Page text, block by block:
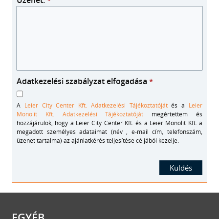
Adatkezelési szabályzat elfogadása *
A Leier City Center Kft. Adatkezelési Tájékoztatójátés a Leier
Monolit Kft. Adatkezelési Tájékoztatóját megértettem és
hozzájárulok, hogy a Leier City Center Kft. és a Leier Monolit Kft. a
megadott személyes adataimat (név , e-mail cím, telefonszám,
üzenet tartalma) az ajánlatkérés teljesítése céljából kezelje.